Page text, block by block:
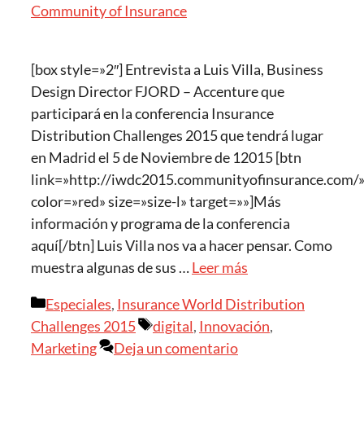
Community of Insurance
[box style=»2″] Entrevista a Luis Villa, Business
Design Director FJORD – Accenture que
participará en la conferencia Insurance
Distribution Challenges 2015 que tendrá lugar
en Madrid el 5 de Noviembre de 12015 [btn
link=»http://iwdc2015.communityofinsurance.com/»
color=»red» size=»size-l» target=»»]Más
información y programa de la conferencia
aquí[/btn] Luis Villa nos va a hacer pensar. Como
muestra algunas de sus …Leer más
Categorías
Especiales, Insurance World Distribution
Challenges 2015
Etiquetas
digital, Innovación,
Marketing
Deja un comentario